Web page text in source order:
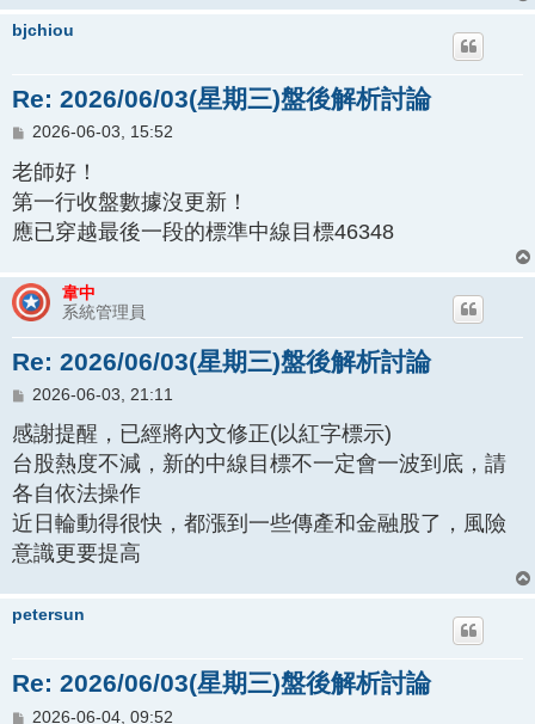
bjchiou
Re: 2026/06/03(星期三)盤後解析討論
文
2026-06-03, 15:52
老師好！
第一行收盤數據沒更新！
應已穿越最後一段的標準中線目標46348
韋中
系統管理員
Re: 2026/06/03(星期三)盤後解析討論
文
2026-06-03, 21:11
感謝提醒，已經將內文修正(以紅字標示)
台股熱度不減，新的中線目標不一定會一波到底，請
各自依法操作
近日輪動得很快，都漲到一些傳產和金融股了，風險
意識更要提高
petersun
Re: 2026/06/03(星期三)盤後解析討論
文
2026-06-04, 09:52